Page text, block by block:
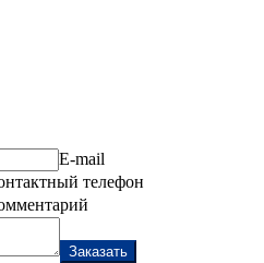
E-mail
телефон
Заказать